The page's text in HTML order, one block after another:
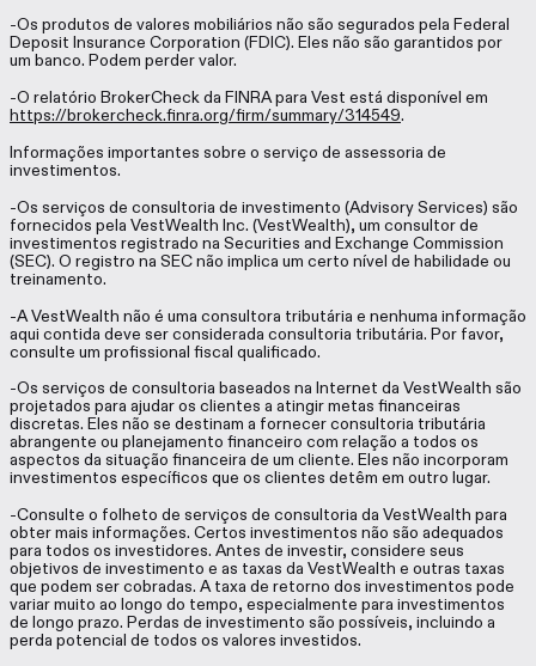
-Os produtos de valores mobiliários não são segurados pela Federal
Deposit Insurance Corporation (FDIC). Eles não são garantidos por
um banco. Podem perder valor.
-O relatório BrokerCheck da FINRA para Vest está disponível em
https://brokercheck.finra.org/firm/summary/314549.
Informações importantes sobre o serviço de assessoria de
investimentos.
-Os serviços de consultoria de investimento (Advisory Services) são
fornecidos pela VestWealth Inc. (VestWealth), um consultor de
investimentos registrado na Securities and Exchange Commission
(SEC). O registro na SEC não implica um certo nível de habilidade ou
treinamento.
-A VestWealth não é uma consultora tributária e nenhuma informação
aqui contida deve ser considerada consultoria tributária. Por favor,
consulte um profissional fiscal qualificado.
-Os serviços de consultoria baseados na Internet da VestWealth são
projetados para ajudar os clientes a atingir metas financeiras
discretas. Eles não se destinam a fornecer consultoria tributária
abrangente ou planejamento financeiro com relação a todos os
aspectos da situação financeira de um cliente. Eles não incorporam
investimentos específicos que os clientes detêm em outro lugar.
-Consulte o folheto de serviços de consultoria da VestWealth para
obter mais informações. Certos investimentos não são adequados
para todos os investidores. Antes de investir, considere seus
objetivos de investimento e as taxas da VestWealth e outras taxas
que podem ser cobradas. A taxa de retorno dos investimentos pode
variar muito ao longo do tempo, especialmente para investimentos
de longo prazo. Perdas de investimento são possíveis, incluindo a
perda potencial de todos os valores investidos.